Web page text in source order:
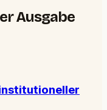
Ausgabe